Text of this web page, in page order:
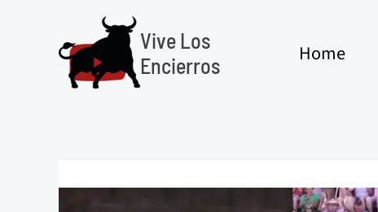
contenido
Vive Los
Encierros
Home